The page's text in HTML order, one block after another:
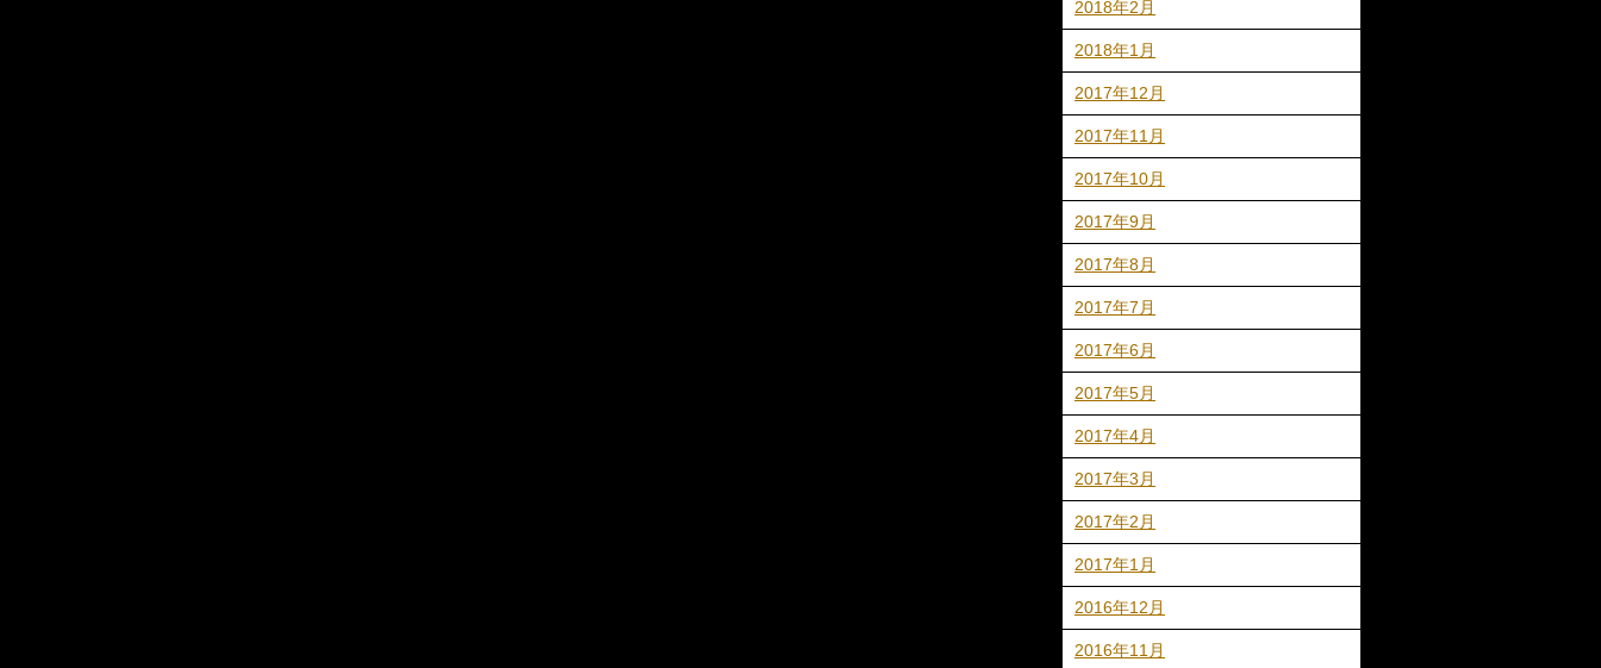
2018年2月
2018年1月
2017年12月
2017年11月
2017年10月
2017年9月
2017年8月
2017年7月
2017年6月
2017年5月
2017年4月
2017年3月
2017年2月
2017年1月
2016年12月
2016年11月